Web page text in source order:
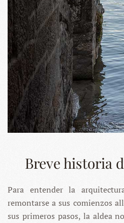
Breve historia
Para entender la
remontarse a sus comienzos
sus primeros pasos, la aldea